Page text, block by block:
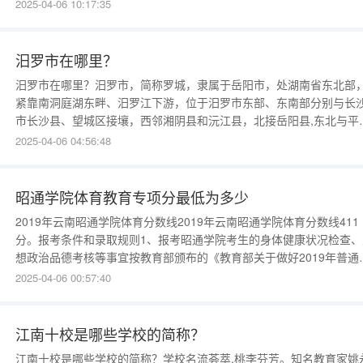
2025-04-06 10:17:35
汨罗市在哪里？
汨罗市在哪里？汨罗市，简称罗城，隶属于岳阳市，处湖南省东北部，
紧靠南洞庭湖东畔、汨罗江下游，位于汨罗市东部、东南部分别与长
市长沙县、望城区接壤，西邻湘阴县和沅江县，北接岳阳县,东北与平
县交界。因境内有汨水、罗水会合，其下游名汨罗江，因以名市，是“中
2025-04-06 04:56:48
昭通学院体育教育专项分最低为多少
2019年云南昭通学院体育分数线2019年云南昭通学院体育分数线411
分。报考条件和录取规则1、报考昭通学院考生的身体健康状况检查
想政治品德考核等事宜按教育部颁布的《教育部关于做好2019年普通
等学校招生工作的通知》、《2019年普通高等学校招生工作规定》和教
2025-04-06 00:57:40
江南十校是哪些学校的简称？
江南十校是哪些学校的简称？学校名流荟萃,桃李芬芳。知名教育家姚